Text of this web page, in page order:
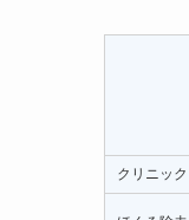
クリニック